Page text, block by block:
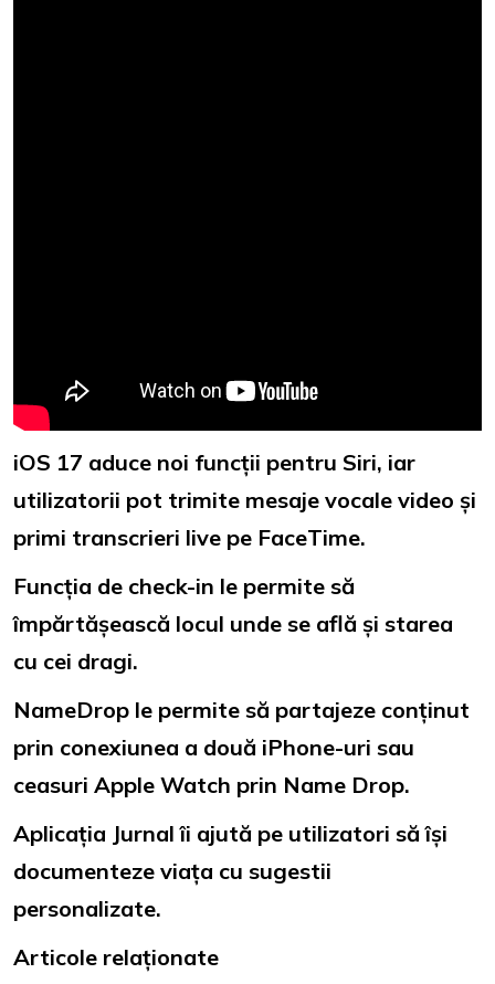
iOS 17 aduce noi funcții pentru Siri, iar
utilizatorii pot trimite mesaje vocale video și
primi transcrieri live pe FaceTime.
Funcția de check-in le permite să
împărtășească locul unde se află și starea
cu cei dragi.
NameDrop le permite să partajeze conținut
prin conexiunea a două iPhone-uri sau
ceasuri Apple Watch prin Name Drop.
Aplicația Jurnal îi ajută pe utilizatori să își
documenteze viața cu sugestii
personalizate.
Articole relaționate